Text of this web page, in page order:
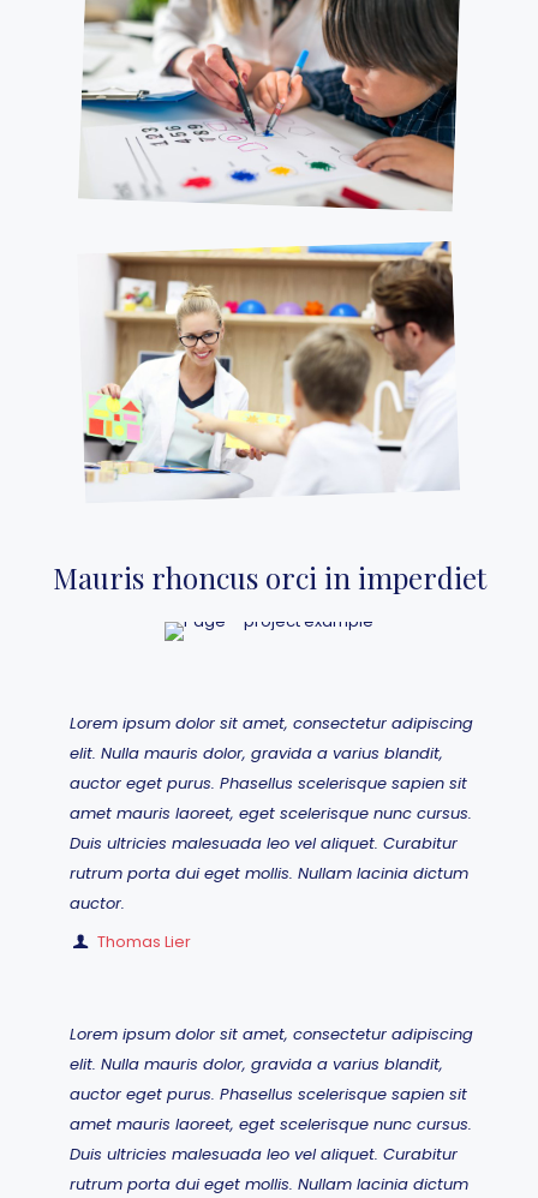
Mauris rhoncus orci in imperdiet
Lorem ipsum dolor sit amet, consectetur adipiscing
elit. Nulla mauris dolor, gravida a varius blandit,
auctor eget purus. Phasellus scelerisque sapien sit
amet mauris laoreet, eget scelerisque nunc cursus.
Duis ultricies malesuada leo vel aliquet. Curabitur
rutrum porta dui eget mollis. Nullam lacinia dictum
auctor.
Thomas Lier
Lorem ipsum dolor sit amet, consectetur adipiscing
elit. Nulla mauris dolor, gravida a varius blandit,
auctor eget purus. Phasellus scelerisque sapien sit
amet mauris laoreet, eget scelerisque nunc cursus.
Duis ultricies malesuada leo vel aliquet. Curabitur
rutrum porta dui eget mollis. Nullam lacinia dictum